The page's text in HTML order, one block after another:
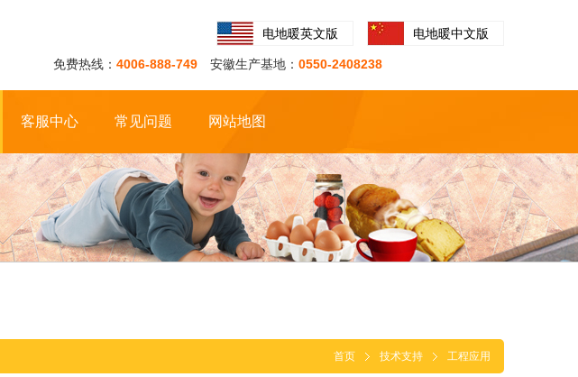
电地暖英文版 电地暖中文版
免费热线： 4006-888-749 安徽生产基地： 0550-2408238
客服中心 常见问题 网站地图
首页 技术支持 工程应用